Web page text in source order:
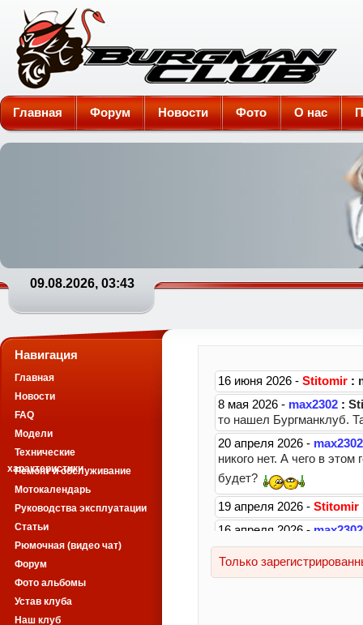
Burgman-Club
Главная Форум Новости Фото О нас
09.08.2026, 03:43
Навигация
Главная
Новости
FAQ
Модели
Технические
характеристики
Ремонт и обслуживание
Мотокалендарь
Руководства эксплуатации
Статьи
Рюмочная (видео чат)
Форум
Фото альбомы
Устав клуба
Наш клуб